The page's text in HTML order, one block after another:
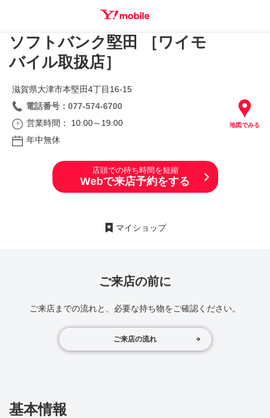
SEARCH
ソフトバンク堅田 ［ワイモ
バイル取扱店］
地図でみる
滋賀県大津市本堅田4丁目16‐15
電話番号：077-574-6700
営業時間： 10:00～19:00
年中無休
店頭での待ち時間を短縮
Webで来店予約をする
マイショップ
ご来店の前に
ご来店までの流れと、必要な持ち物をご確認ください。
ご来店の流れ
基本情報